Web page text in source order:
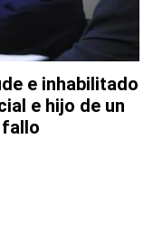
e inhabilitado
e hijo de un